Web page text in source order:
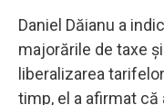
Daniel Dăianu a
majorările de taxe
liberalizarea
timp, el a afirmat